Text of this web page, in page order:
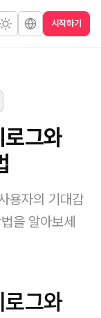
시작하기
그와
용자의 기대감
을 알아보세
그와